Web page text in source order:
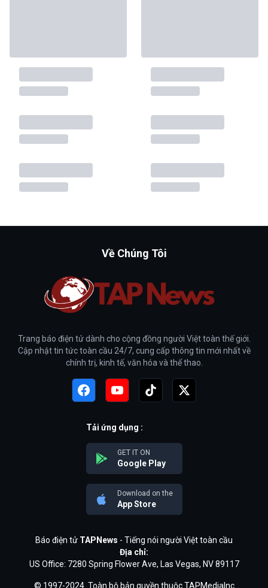
Về Chúng Tôi
Trang báo điện tử dành cho cộng đồng người Việt toàn thế giới.
Cập nhật tin tức toàn cầu 24/7, cung cấp thông tin mới nhất về
chính trị, kinh tế, văn hóa và thể thao.
Tải ứng dụng :
GET IT ON
Google Play
Download on the
App Store
Báo điện tử TAPNews - Tiếng nói người Việt toàn cầu
Địa chỉ:
US Office: 7280 Spring Flower Ave, Las Vegas, NV 89117
© 1997-2024. Toàn bộ bản quyền thuộc TAPMediaInc